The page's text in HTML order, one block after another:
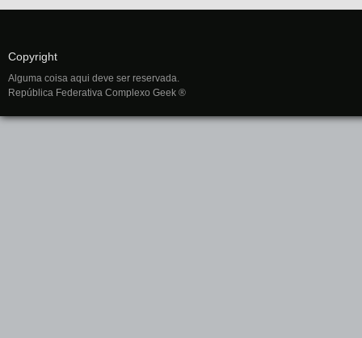
Copyright
Alguma coisa aqui deve ser reservada.
República Federativa Complexo Geek ®